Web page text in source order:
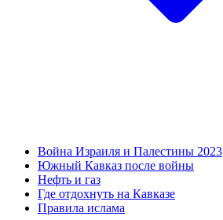
Война Израиля и Палестины 2023
Южный Кавказ после войны
Нефть и газ
Где отдохнуть на Кавказе
Правила ислама